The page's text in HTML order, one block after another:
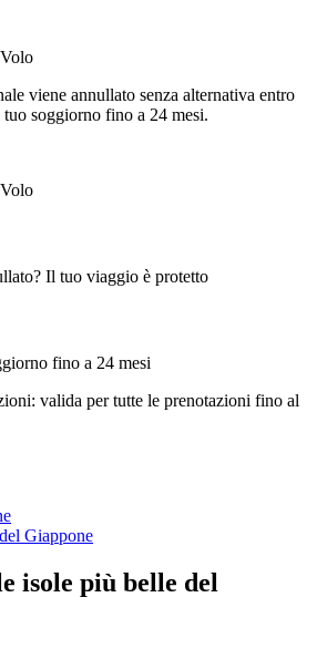
viene annullato senza alternativa entro
soggiorno fino a 24 mesi.
Il tuo viaggio è protetto
fino a 24 mesi
valida per tutte le prenotazioni fino al
Giappone
isole più belle del